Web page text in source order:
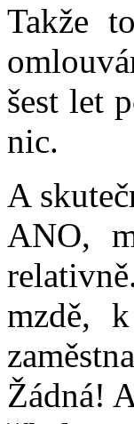
Takže
šest let
nic.
A
ANO,
mzdě,
Žádná!